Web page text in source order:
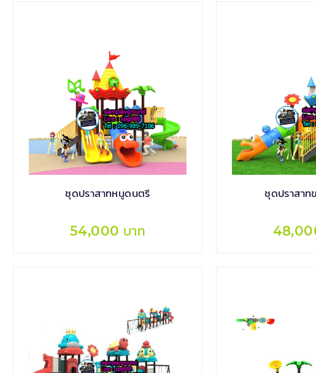
ชุดปราสาทหนูดนตรี
54,000 บาท
ชุดปราสาท